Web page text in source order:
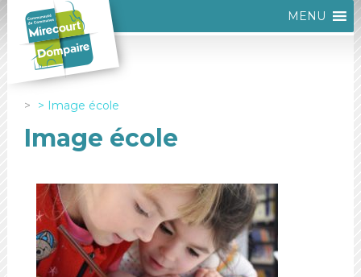
MENU
Image école
Image école